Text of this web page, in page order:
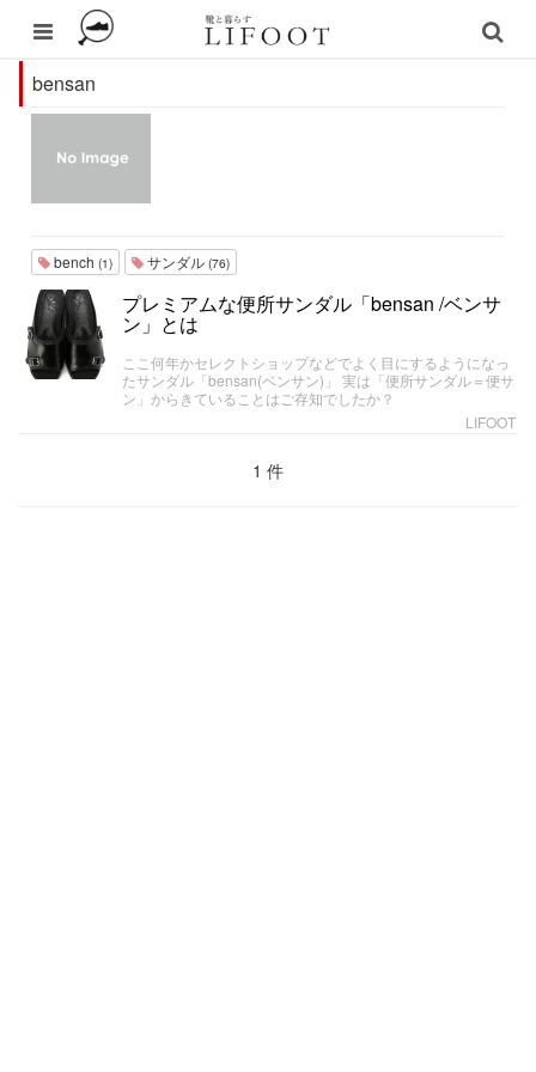
bensan
bench (1) サンダル (76)
プレミアムな便所サンダル「bensan /ベンサ
ン」とは
ここ何年かセレクトショップなどでよく目にするようになっ
たサンダル「bensan(ベンサン)」 実は「便所サンダル＝便サ
ン」からきていることはご存知でしたか？
LIFOOT
1 件